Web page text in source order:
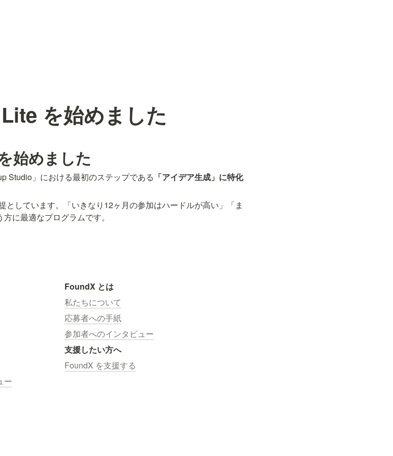
を始めました
始めました
Studio」における最初のステップである 「アイデア生成」に特化
としています。「いきなり12ヶ月の参加はハードルが高い」「ま
に最適なプログラムです。
ー
FoundX とは
私たちについて
応募者への手紙
参加者へのインタビュー
支援したい方へ
FoundX を支援する